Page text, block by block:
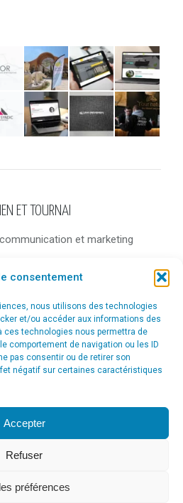
consentement
nous utilisons des technologies
et/ou accéder aux informations des
ces technologies nous permettra de
comportement de navigation ou les ID
pas consentir ou de retirer son
négatif sur certaines caractéristiques
Accepter
Refuser
préférences
ET TOURNAI
et marketing
Tanghe)
Support [ Agence CS ] - Conseil en